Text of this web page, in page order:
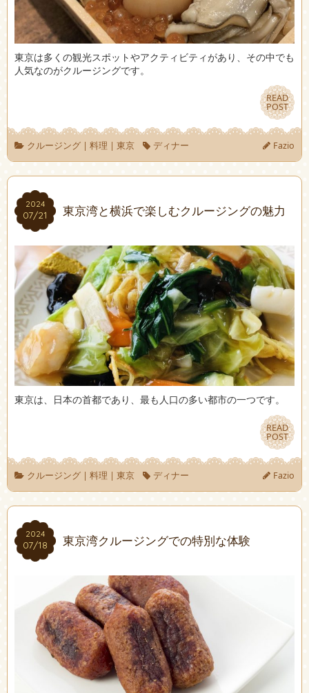
東京は多くの観光スポットやアクティビティがあり、その中でも
人気なのがクルージングです。
READ
POST
READ
POST
クルージング| 料理 | 東京 ディナー Fazio
2024
07/21
2024
07/21 東京湾と横浜で楽しむクルージングの魅力
東京は、日本の首都であり、最も人口の多い都市の一つです。
READ
POST
READ
POST
クルージング| 料理 | 東京 ディナー Fazio
2024
07/18
2024
07/18 東京湾クルージングでの特別な体験